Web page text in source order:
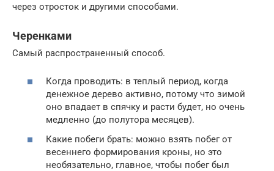
через отросток и другими способами.
Черенками
Самый распространенный способ.
Когда проводить: в теплый период, когда
денежное дерево активно, потому что зимой
оно впадает в спячку и расти будет, но очень
медленно (до полутора месяцев).
Какие побеги брать: можно взять побег от
весеннего формирования кроны, но это
необязательно, главное, чтобы побег был